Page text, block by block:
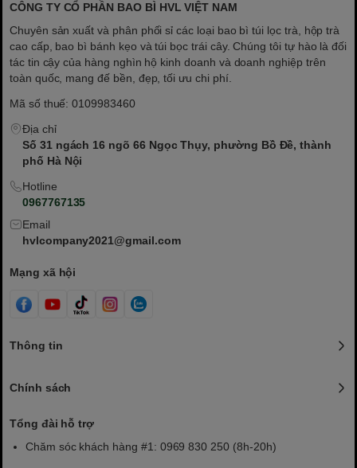
CÔNG TY CỔ PHẦN BAO BÌ HVL VIỆT NAM
Chuyên sản xuất và phân phối sỉ các loại bao bì túi lọc trà, hộp trà
cao cấp, bao bì bánh kẹo và túi bọc trái cây. Chúng tôi tự hào là đối
tác tin cậy của hàng nghìn hộ kinh doanh và doanh nghiệp trên
toàn quốc, mang đế bền, đẹp, tối ưu chi phí.
Mã số thuế: 0109983460
Địa chỉ
Số 31 ngách 16 ngõ 66 Ngọc Thụy, phường Bồ Đề, thành
phố Hà Nội
Hotline
0967767135
Email
hvlcompany2021@gmail.com
Mạng xã hội
Thông tin
Chính sách
Tổng đài hỗ trợ
Chăm sóc khách hàng #1: 0969 830 250 (8h-20h)